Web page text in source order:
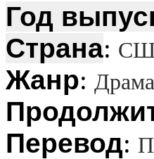
Год
Страна:
Жанр:
Перевод: